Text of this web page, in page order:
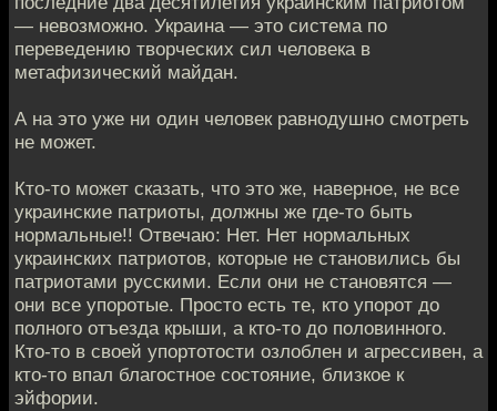
— невозможно. Украина — это система по
переведению творческих сил человека в
метафизический майдан.
А на это уже ни один человек равнодушно смотреть
не может.
Кто-то может сказать, что это же, наверное, не все
украинские патриоты, должны же где-то быть
нормальные!! Отвечаю: Нет. Нет нормальных
украинских патриотов, которые не становились бы
патриотами русскими. Если они не становятся —
они все упоротые. Просто есть те, кто упорот до
полного отъезда крыши, а кто-то до половинного.
Кто-то в своей упортотости озлоблен и агрессивен, а
кто-то впал благостное состояние, близкое к
эйфории.